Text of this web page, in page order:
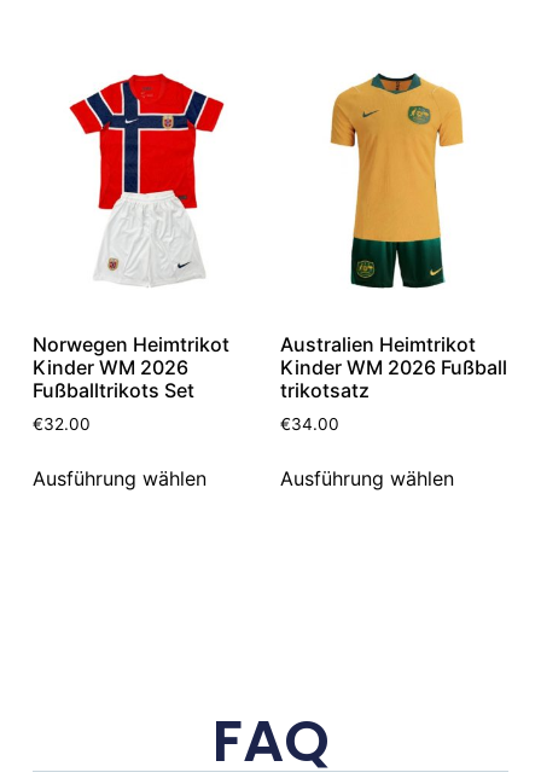
Norwegen Heimtrikot
Kinder WM 2026
Fußballtrikots Set
€32.00
Ausführung wählen
Australien Heimtrikot
Kinder WM 2026 Fußball
trikotsatz
€34.00
Ausführung wählen
FAQ